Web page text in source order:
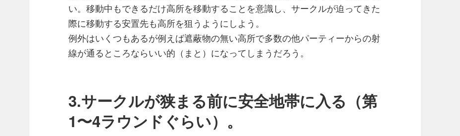
い。移動中もできるだけ高所を移動することを意識し、サークルが迫ってきた
際に移動する安置先も高所を狙うようにしよう。
例外はいくつもあるが例えば遮蔽物の無い高所で多数の他パーティーからの射
線が通るところならいい的（まと）になってしまうだろう。
3.サークルが狭まる前に安全地帯に入る（第
1〜4ラウンドぐらい）。